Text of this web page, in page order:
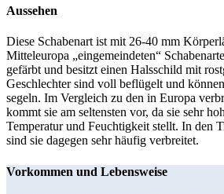
Aussehen
Diese Schabenart ist mit 26-40 mm
Mitteleuropa „eingemeindeten“
gefärbt und besitzt einen Halsschild mit
Geschlechter sind voll beflügelt und
segeln. Im Vergleich zu den in Europa
kommt sie am seltensten vor, da sie sehr
Temperatur und Feuchtigkeit stellt. In den
sind sie dagegen sehr häufig verbreitet.
Vorkommen und Lebensweise